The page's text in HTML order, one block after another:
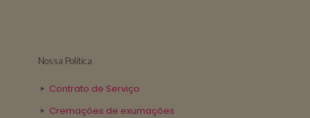
Nossa Politica
Contrato de Serviço
Cremações de exumações